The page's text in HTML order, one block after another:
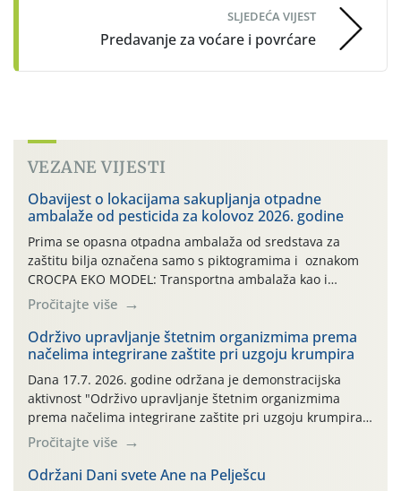
SLJEDEĆA VIJEST
Predavanje za voćare i povrćare
VEZANE VIJESTI
Obavijest o lokacijama sakupljanja otpadne
ambalaže od pesticida za kolovoz 2026. godine
Prima se opasna otpadna ambalaža od sredstava za
zaštitu bilja označena samo s piktogramima i oznakom
CROCPA EKO MODEL: Transportna ambalaža kao i
ambalaža drugih proizvoda koji nisu sredstva za zaštitu
bilja (npr. ambalaža od mineralnih gnojiva,) se ne
prihvaća. Korisnicima je osiguran besplatni povrat
prazne ambalaže isključivo ovih tvrtki: AGROCHEM-MAKS,
AGRONOM, ALBAUGH TKI* (PINUS […]
Pročitajte više
Održivo upravljanje štetnim organizmima prema
načelima integrirane zaštite pri uzgoju krumpira
Dana 17.7. 2026. godine održana je demonstracijska
aktivnost "Održivo upravljanje štetnim organizmima
prema načelima integrirane zaštite pri uzgoju krumpira"
na pokusnom polju "Poredje", kraj naselja Belica (ARKOD
parcela ID 2445031) (središnji dio Međimurske županije).
Pročitajte više
Održani Dani svete Ane na Pelješcu